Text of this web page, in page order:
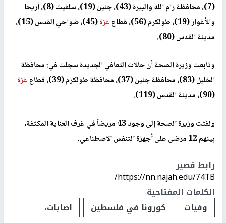
(7)، محافظة رام الله والبيرة (43)، جنين (19)، سلفيت (8)، أريحا
والأغوار (19)، طولكرم (56)، قطاع
غزة
(45)، ضواحي القدس (15)،
مدينة القدس (80).
وتابعت وزيرة الصحة أن حالات التعافي الجديدة سجلت في: محافظة
الخليل (83)، محافظة جنين (37)، محافظة طولكرم (39)، قطاع
غزة
(90)، مدينة القدس (119).
ولفتت وزيرة الصحة إلى وجود 43 مريضاً في غرف العناية المكثفة،
بينهم 12 مرضى على أجهزة التنفس الاصطناعي.
رابط قصير
https://nn.najah.edu/74TB/
الكلمات المفتاحية
وفيات
كورونا في فلسطين اصابات،